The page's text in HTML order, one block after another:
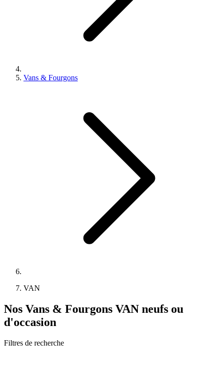
Vans & Fourgons
VAN
Nos Vans & Fourgons VAN neufs ou
d'occasion
Filtres de recherche